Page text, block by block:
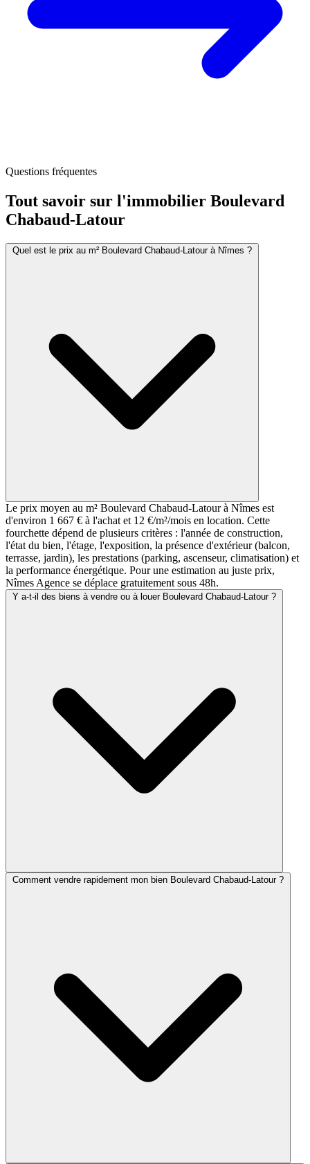
Questions fréquentes
Tout savoir sur l'immobilier Boulevard
Chabaud-Latour
Quel est le prix au m² Boulevard Chabaud-Latour à Nîmes ?
Le prix moyen au m² Boulevard Chabaud-Latour à Nîmes est
d'environ 1 667 € à l'achat et 12 €/m²/mois en location. Cette
fourchette dépend de plusieurs critères : l'année de construction,
l'état du bien, l'étage, l'exposition, la présence d'extérieur (balcon,
terrasse, jardin), les prestations (parking, ascenseur, climatisation) et
la performance énergétique. Pour une estimation au juste prix,
Nîmes Agence se déplace gratuitement sous 48h.
Y a-t-il des biens à vendre ou à louer Boulevard Chabaud-Latour ?
Comment vendre rapidement mon bien Boulevard Chabaud-Latour ?